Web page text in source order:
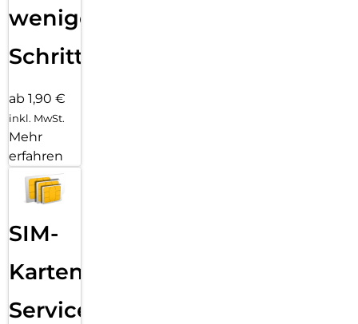
wenigen
Schritten
ab 1,90 €
inkl. MwSt.
Mehr
erfahren
SIM-
Karten
Service: